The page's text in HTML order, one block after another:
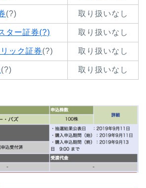
(?) 取り扱いなし
ター証券(?) 取り扱いなし
ック証券(?) 取り扱いなし
(?) 取り扱いなし